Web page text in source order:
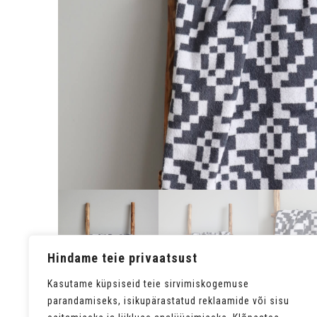
Hindame teie privaatsust
Kasutame küpsiseid teie sirvimiskogemuse
parandamiseks, isikupärastatud reklaamide või sisu